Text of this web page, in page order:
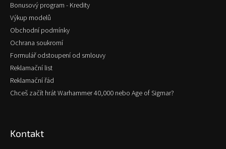
Bonusový program - Kredity
Výkup modelů
Obchodní podmínky
Ochrana soukromí
Formulář odstoupení od smlouvy
Reklamační list
Reklamační řád
Chceš začít hrát Warhammer 40,000 nebo Age of Sigmar?
Kontakt